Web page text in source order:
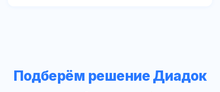
Подберём решение Диадок